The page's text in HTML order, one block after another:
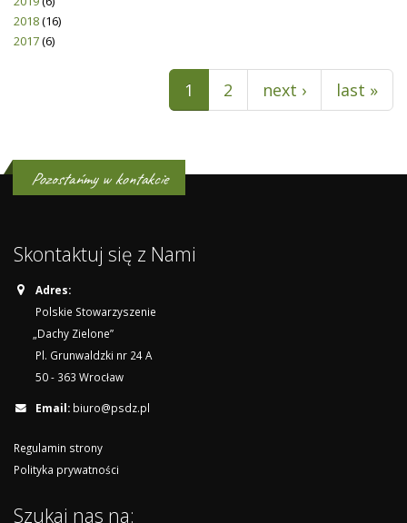
2018(16)
2017(6)
1 2 next › last »
Pozostańmy w kontakcie
Skontaktuj się z Nami
Adres:
Polskie Stowarzyszenie
„Dachy Zielone”
Pl. Grunwaldzki nr 24 A
50 - 363 Wrocław
Email: biuro@psdz.pl
Regulamin strony
Polityka prywatności
Szukaj nas na: